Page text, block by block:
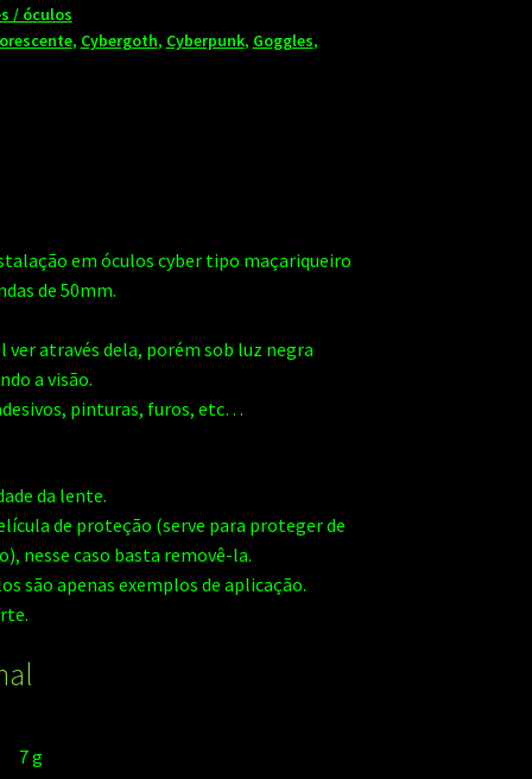
/ óculos
, Cybergoth, Cyberpunk, Goggles,
em óculos cyber tipo maçariqueiro
de 50mm.
ver através dela, porém sob luz negra
a visão.
pinturas, furos, etc…
da lente.
de proteção (serve para proteger de
nesse caso basta removê-la.
são apenas exemplos de aplicação.
7 g